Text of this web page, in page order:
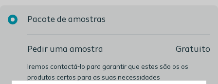
Pacote de amostras
Pedir uma amostra Gratuito
Iremos contactá-lo para garantir que estes são os os
produtos certos para as suas necessidades